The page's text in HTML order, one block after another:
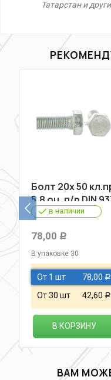
Татарстан и
Болт 20х 50
5,8 оц. п/р DIN
в наличии
78,00 Р
В упаковке 30
От 1 шт 78,00 Р
От 30 шт 42,60 Р
В КОРЗИНУ
ВАМ